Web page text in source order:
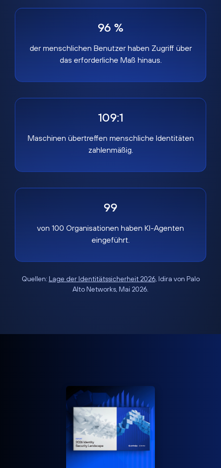
96 %
der menschlichen Benutzer haben Zugriff über
das erforderliche Maß hinaus.
109:1
Maschinen übertreffen menschliche Identitäten
zahlenmäßig.
99
von 100 Organisationen haben KI-Agenten
eingeführt.
Quellen: Lage der Identitätssicherheit 2026, Idira von Palo
Alto Networks, Mai 2026.